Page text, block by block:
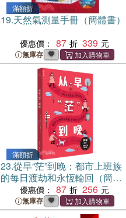
滿額折
19.天然氣測量手冊（簡體書）
優惠價： 87 339
無庫存
滿額折
23.從早“茫”到晚：都市上班族
的每日渡劫和永恆輪回（簡體
優惠價： 87 256
無庫存